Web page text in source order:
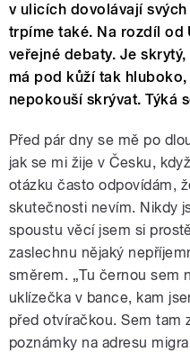
v ulicích dovolávají svých
trpíme také. Na rozdíl od
veřejné debaty. Je
má pod kůží tak hluboko,
nepokouší skrývat. Týká
Před pár dny se mě po
jak se mi žije v Česku,
otázku často odpovídám,
skutečnosti nevím. Nikdy
spoustu věcí jsem si
zaslechnu nějaký
směrem. „Tu černou sem
uklízečka v bance, kam
před otvíračkou. Sem tam
poznámky na adresu